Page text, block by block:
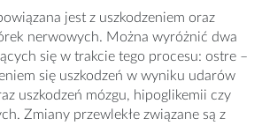
jest z uszkodzeniem oraz
nerwowych. Można wyróżnić dwa
się w trakcie tego procesu: ostre –
się uszkodzeń w wyniku udarów
uszkodzeń mózgu, hipoglikemii czy
Zmiany przewlekłe związane są z